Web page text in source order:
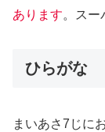
あります。スー
ひらがな
まいあさ7じに